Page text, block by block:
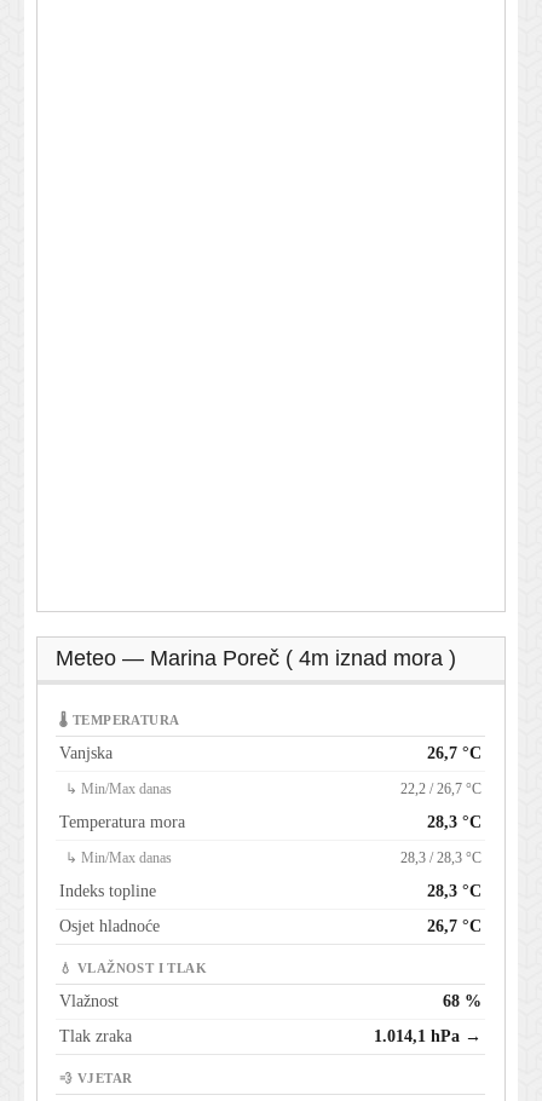
Meteo — Marina Poreč ( 4m iznad mora )
🌡 TEMPERATURA
Vanjska 26,7 °C
↳ Min/Max danas 22,2 / 26,7 °C
Temperatura mora 28,3 °C
↳ Min/Max danas 28,3 / 28,3 °C
Indeks topline
28,3 °C
Osjet hladnoće
26,7 °C
💧 VLAŽNOST I TLAK
Vlažnost
68 %
Tlak zraka
1.014,1 hPa →
💨 VJETAR